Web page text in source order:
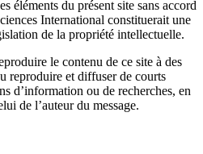
éléments du présent site sans accord
International constituerait une
de la propriété intellectuelle.
le contenu de ce site à des
reproduire et diffuser de courts
d’information ou de recherches, en
de l’auteur du message.